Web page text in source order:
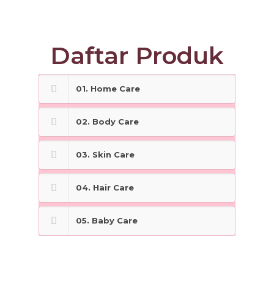
Daftar Produk
01. Home Care
02. Body Care
03. Skin Care
04. Hair Care
05. Baby Care